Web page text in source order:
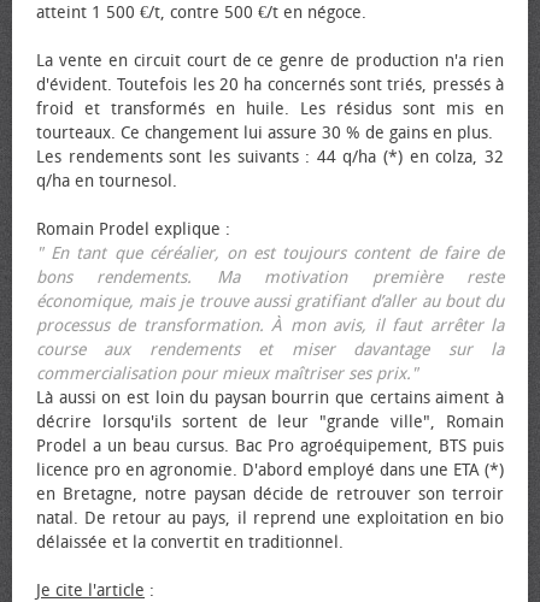
atteint 1 500 €/t, contre 500 €/t en négoce.
La vente en circuit court de ce genre de production n'a rien
d'évident. Toutefois les 20 ha concernés sont triés, pressés à
froid et transformés en huile. Les résidus sont mis en
tourteaux. Ce changement lui assure 30 % de gains en plus.
Les rendements sont les suivants : 44 q/ha (*) en colza, 32
q/ha en tournesol.
Romain Prodel explique :
" En tant que céréalier, on est toujours content de faire de
bons rendements. Ma motivation première reste
économique, mais je trouve aussi gratifiant d’aller au bout du
processus de transformation. À mon avis, il faut arrêter la
course aux rendements et miser davantage sur la
commercialisation pour mieux maîtriser ses prix."
Là aussi on est loin du paysan bourrin que certains aiment à
décrire lorsqu'ils sortent de leur "grande ville", Romain
Prodel a un beau cursus. Bac Pro agroéquipement, BTS puis
licence pro en agronomie. D'abord employé dans une ETA (*)
en Bretagne, notre paysan décide de retrouver son terroir
natal. De retour au pays, il reprend une exploitation en bio
délaissée et la convertit en traditionnel.
Je cite l'article :